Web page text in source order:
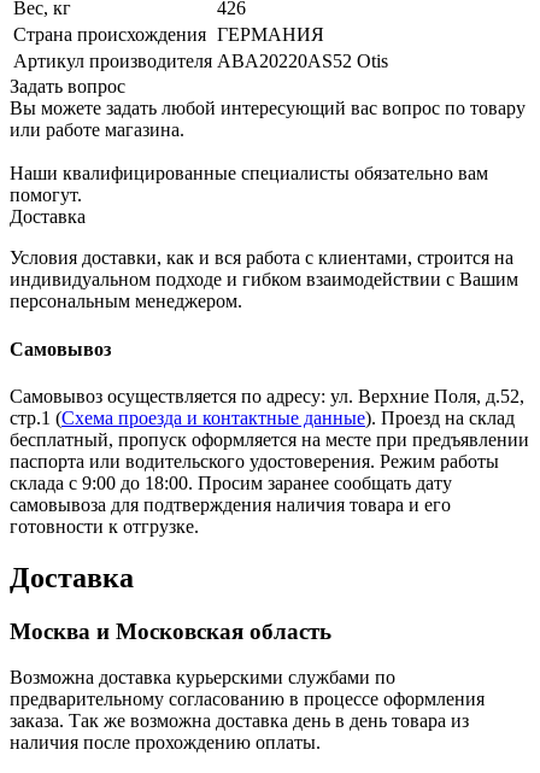
Вес, кг
426
Страна происхождения ГЕРМАНИЯ
Артикул производителя ABA20220AS52 Otis
Задать вопрос
Вы можете задать любой интересующий вас вопрос по товару
или работе магазина.
Наши квалифицированные специалисты обязательно вам
помогут.
Доставка
Условия доставки, как и вся работа с клиентами, строится на
индивидуальном подходе и гибком взаимодействии с Вашим
персональным менеджером.
Самовывоз
Самовывоз осуществляется по адресу: ул. Верхние Поля, д.52,
стр.1 (Схема проезда и контактные данные). Проезд на склад
бесплатный, пропуск оформляется на месте при предъявлении
паспорта или водительского удостоверения. Режим работы
склада с 9:00 до 18:00. Просим заранее сообщать дату
самовывоза для подтверждения наличия товара и его
готовности к отгрузке.
Доставка
Москва и Московская область
Возможна доставка курьерскими службами по
предварительному согласованию в процессе оформления
заказа. Так же возможна доставка день в день товара из
наличия после прохождению оплаты.